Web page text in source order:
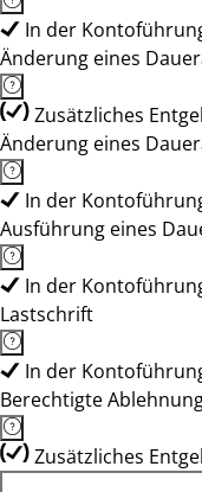
In der
Änderung eines
Zusätzliches
Änderung eines
In der
Ausführung eines
In der
Lastschrift
In der
Berechtigte
Zusätzliches